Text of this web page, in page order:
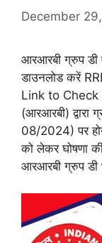
December
आरआरबी ग्रुप डी
डाउनलोड करें
Link to Check
(आरआरबी) द्वारा
08/2024) पर होने
को लेकर घोषणा
आरआरबी ग्रुप डी